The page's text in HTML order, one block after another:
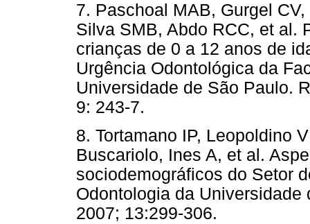
7. Paschoal MAB, Gurgel
Silva SMB, Abdo RCC, et al.
crianças de 0 a 12 anos de
Urgência Odontológica da
Universidade de São Paulo.
9: 243-7.
8. Tortamano IP, Leopoldino
Buscariolo, Ines A, et al.
sociodemográficos do Setor
Odontologia da
2007; 13:299-306.